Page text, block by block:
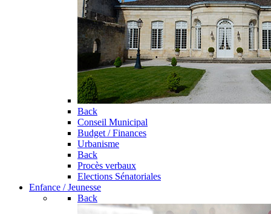
Back
Conseil Municipal
Budget / Finances
Urbanisme
Back
Procès verbaux
Elections Sénatoriales
Enfance / Jeunesse
Back